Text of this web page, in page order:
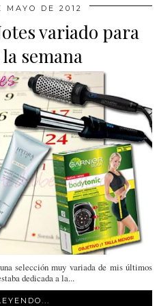
MAYO DE 2012
variado para
semana
selección muy variada de mis últimos
dedicada a la...